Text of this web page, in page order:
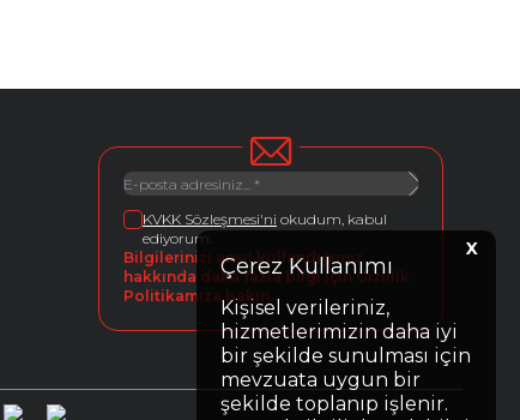
X
Çerez Kullanımı
Kişisel verileriniz,
hizmetlerimizin daha iyi
bir şekilde sunulması için
mevzuata uygun bir
şekilde toplanıp işlenir.
KVKK Sözleşmesi'ni okudum, kabul
ediyorum.
Bilgilerinizi ansıl kullandığımız
hakkında daha fazla bilgi için Gizlilik
Politikamıza bakın.